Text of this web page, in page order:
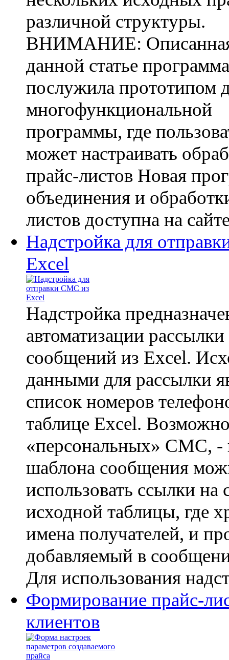
различной структуры.
ВНИМАНИЕ:
данной статье программа
послужила прототипом
многофункциональной
программы, где
может настраивать
прайс-листов Новая
объединения и
листов доступна на
Надстройка для
Excel
Надстройка
автоматизации
сообщений из Excel.
данными для рассылки
список номеров
таблице Excel.
«персональных» СМС, -
шаблона сообщения
использовать ссылки на
исходной таблицы, где
имена получателей, и
добавляемый в
Для использования
Формирование прайс-
клиентов